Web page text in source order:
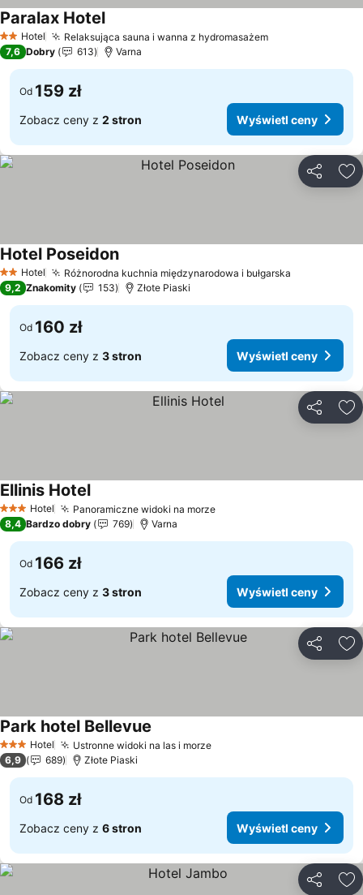
2 Kategoria
Hotel Relaksująca sauna i wanna z hydromasażemWyświetl ceny
Paralax HotelWyświetl ceny
7,6 Dobry 613 Varna
Od 159 zł
Zobacz ceny z 2 stron Wyświetl ceny
2 Kategoria
Hotel Różnorodna kuchnia międzynarodowa i bułgarska
Hotel PoseidonWyświetl ceny
9,2 Znakomity 153 Złote Piaski
Od 160 zł
Zobacz ceny z 3 stron Wyświetl ceny
3 Kategoria
Hotel Panoramiczne widoki na morzeWyświetl ceny
Ellinis HotelWyświetl ceny
8,4 Bardzo dobry 769 Varna
Od 166 zł
Zobacz ceny z 3 stron Wyświetl ceny
3 Kategoria
Hotel Ustronne widoki na las i morzeWyświetl ceny
Park hotel Bellevue
6,9 689 Złote Piaski
Od 168 zł
Zobacz ceny z 6 stron Wyświetl ceny